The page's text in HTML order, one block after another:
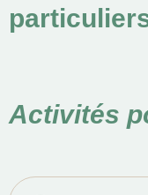
Activités